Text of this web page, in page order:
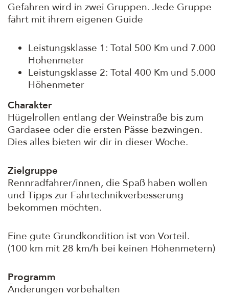
Gefahren wird in zwei Gruppen. Jede Gruppe
fährt mit ihrem eigenen Guide
Leistungsklasse 1: Total 500 Km und 7.000
Höhenmeter
Leistungsklasse 2: Total 400 Km und 5.000
Höhenmeter
Charakter
Hügelrollen entlang der Weinstraße bis zum
Gardasee oder die ersten Pässe bezwingen.
Dies alles bieten wir dir in dieser Woche.
Zielgruppe
Rennradfahrer/innen, die Spaß haben wollen
und Tipps zur Fahrtechnikverbesserung
bekommen möchten.
Eine gute Grundkondition ist von Vorteil.
(100 km mit 28 km/h bei keinen Höhenmetern)
Programm
Änderungen vorbehalten